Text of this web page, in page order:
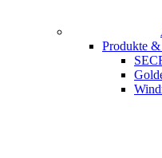
Produkte